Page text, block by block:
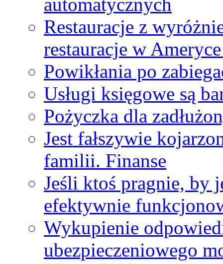
Restauracje z
restauracje w
Powikłania po
Usługi księgowe są
Pożyczka dla
Jest fałszywie
familii. Finanse
Jeśli ktoś pragnie, by
efektywnie
Wykupienie
ubezpieczeniowego